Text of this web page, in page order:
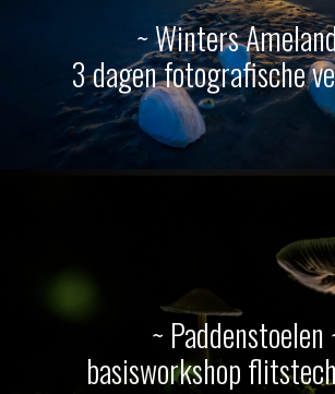
~ Winters
3 dagen fotografische
~ Paddenstoelen
basisworkshop